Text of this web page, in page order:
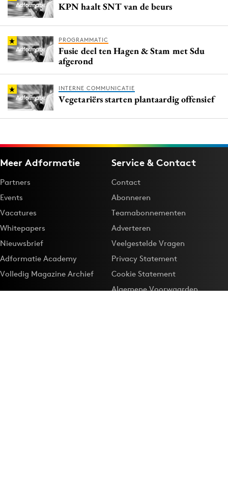
KPN haalt SNT van de beurs
PROGRAMMATIC
Fusie deel ten Hagen & Stam met Sdu
afgerond
INTERNE COMMUNICATIE
Vegetariërs starten plantaardig offensief
Meer Adformatie
Partners
Events
Vacatures
Whitepapers
Nieuwsbrief
Adformatie Academy
Volledig Magazine Archief
Service & Contact
Contact
Abonneren
Teamabonnementen
Adverteren
Veelgestelde Vragen
Privacy Statement
Cookie Statement
Algemene Voorwaarden